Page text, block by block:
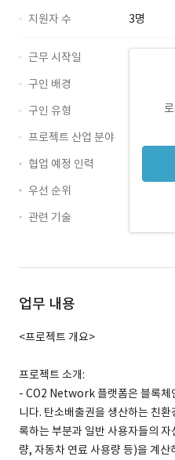
지원자 수
3명
근무 시작일
구인 배경
구인 유형
프로젝트 산업 분야
협업 예정 인력
우선 순위
관련 기술
업무 내용
<프로젝트 개요>
프로젝트 소개:
- CO2 Network 플랫폼은 블록체
니다. 탄소배출권을 생산하는 친
록하는 부분과 일반 사용자들의
량, 자동차 연료 사용량 등)을 계